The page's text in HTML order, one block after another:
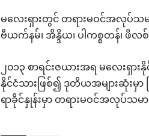
မလေးရှားတွင် တရားမဝင်အလုပ်သမားမ
ဗီယက်နမ်၊ အိန္ဒိယ၊ ပါကစ္စတန်၊ ဖိလ
၂၀၁၃ စာရင်းဇယားအရ မလေးရှာ
နိုင်ငံသားဖြစ်၍ ဒုတိယအများဆုံးမှာ
ရာခိုင်နှုန်းမှာ တရားမဝင်အလုပ်သမ